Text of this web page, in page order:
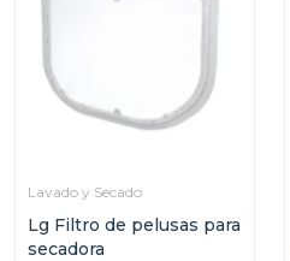
Lavado y Secado
Lg Filtro de pelusas para
secadora